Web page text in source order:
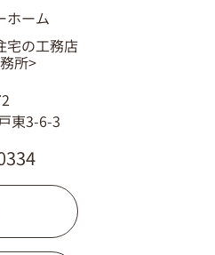
ホーム
宅の工務店
所>
東3-6-3